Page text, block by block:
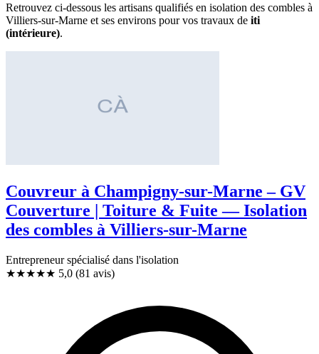
Retrouvez ci-dessous les artisans qualifiés en isolation des combles à
Villiers-sur-Marne et ses environs pour vos travaux de iti
(intérieure).
Couvreur à Champigny-sur-Marne – GV
Couverture | Toiture & Fuite — Isolation
des combles à Villiers-sur-Marne
Entrepreneur spécialisé dans l'isolation
★★★★★ 5,0 (81 avis)